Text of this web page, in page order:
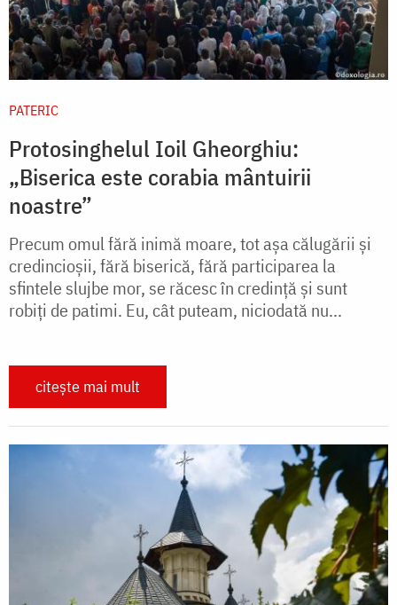
PATERIC
Protosinghelul Ioil Gheorghiu:
„Biserica este corabia mântuirii
noastre”
Precum omul fără inimă moare, tot aşa călugării şi
credincioşii, fără biserică, fără participarea la
sfintele slujbe mor, se răcesc în credinţă şi sunt
robiţi de patimi. Eu, cât puteam, niciodată nu...
citește mai mult